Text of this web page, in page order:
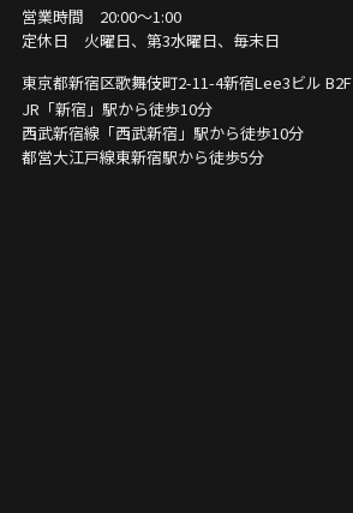
営業時間 20:00〜1:00
定休日 火曜日、第3水曜日、毎末日
東京都新宿区歌舞伎町2-11-4新宿Lee3ビル B2F
JR「新宿」駅から徒歩10分
西武新宿線「西武新宿」駅から徒歩10分
都営大江戸線東新宿駅から徒歩5分